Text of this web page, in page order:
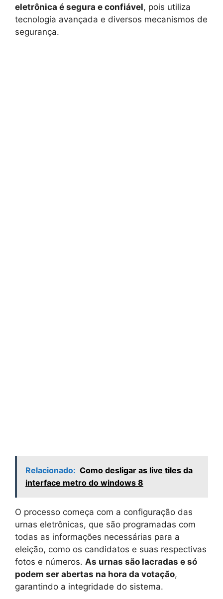
eletrônica é segura e confiável, pois utiliza
tecnologia avançada e diversos mecanismos de
segurança.
Relacionado: Como desligar as live tiles da
interface metro do windows 8
O processo começa com a configuração das
urnas eletrônicas, que são programadas com
todas as informações necessárias para a
eleição, como os candidatos e suas respectivas
fotos e números. As urnas são lacradas e só
podem ser abertas na hora da votação,
garantindo a integridade do sistema.